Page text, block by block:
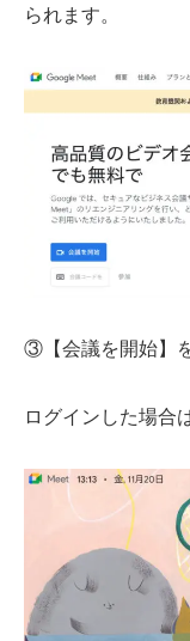
られます。
③【会議を開始】
ログインした場合